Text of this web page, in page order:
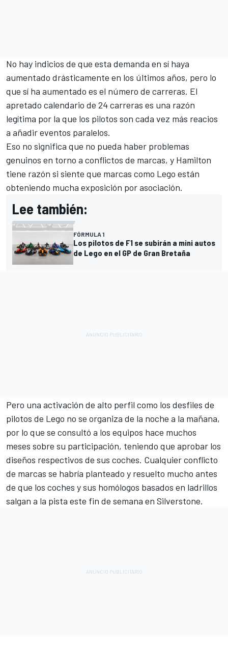
No hay indicios de que esta demanda en sí haya
aumentado drásticamente en los últimos años, pero lo
que sí ha aumentado es el número de carreras. El
apretado calendario de 24 carreras es una razón
legítima por la que los pilotos son cada vez más reacios
a añadir eventos paralelos.
Eso no significa que no pueda haber problemas
genuinos en torno a conflictos de marcas, y Hamilton
tiene razón si siente que marcas como Lego están
obteniendo mucha exposición por asociación.
Lee también:
FÓRMULA 1
Los pilotos de F1 se subirán a mini autos
de Lego en el GP de Gran Bretaña
Pero una activación de alto perfil como los desfiles de
pilotos de Lego no se organiza de la noche a la mañana,
por lo que se consultó a los equipos hace muchos
meses sobre su participación, teniendo que aprobar los
diseños respectivos de sus coches. Cualquier conflicto
de marcas se habría planteado y resuelto mucho antes
de que los coches y sus homólogos basados en ladrillos
salgan a la pista este fin de semana en Silverstone.